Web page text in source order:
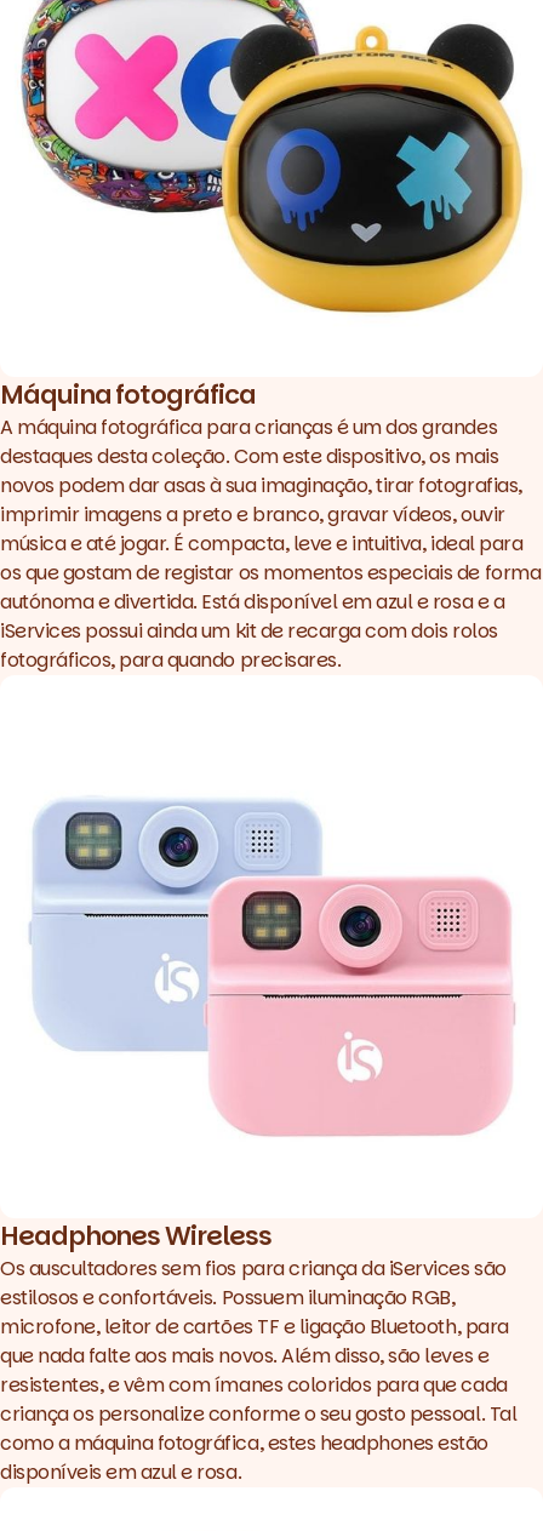
Máquina fotográfica
A máquina fotográfica para criançasé um dos grandes
destaques desta coleção. Com este dispositivo, os mais
novos podem dar asas à sua imaginação, tirar fotografias,
imprimir imagens a preto e branco, gravar vídeos, ouvir
música e até jogar. É compacta, leve e intuitiva, ideal para
os que gostam de registar os momentos especiais de forma
autónoma e divertida. Está disponível em azul e rosa e a
iServices possui ainda um kitde recargacom dois rolos
fotográficos, para quando precisares.
Headphones Wireless
Osauscultadores sem fios para criançada iServices são
estilosos e confortáveis. Possuem iluminação RGB,
microfone, leitor de cartões TF e ligação Bluetooth, para
que nada falte aos mais novos. Além disso, são leves e
resistentes, e vêm com ímanes coloridos para que cada
criança os personalize conforme o seu gosto pessoal. Tal
como a máquina fotográfica, estesheadphonesestão
disponíveis em azul e rosa.